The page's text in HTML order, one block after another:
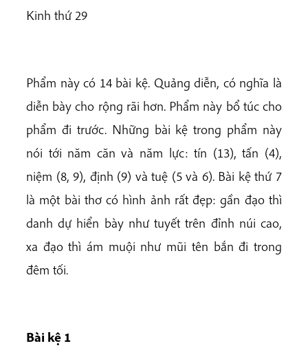
Kinh thứ 29
Phẩm này có 14 bài kệ. Quảng diễn, có nghĩa là
diễn bày cho rộng rãi hơn. Phẩm này bổ túc cho
phẩm đi trước. Những bài kệ trong phẩm này
nói tới năm căn và năm lực: tín (13), tấn (4),
niệm (8, 9), định (9) và tuệ (5 và 6). Bài kệ thứ 7
là một bài thơ có hình ảnh rất đẹp: gần đạo thì
danh dự hiển bày như tuyết trên đỉnh núi cao,
xa đạo thì ám muội như mũi tên bắn đi trong
đêm tối.
Bài kệ 1